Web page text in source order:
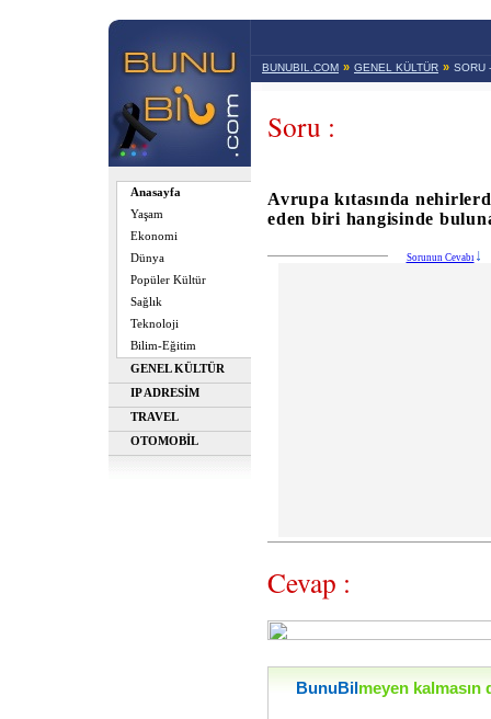
Anasayfa
Yaşam
Ekonomi
Dünya
Popüler Kültür
Sağlık
Teknoloji
Bilim-Eğitim
GENEL KÜLTÜR
IP ADRESİM
TRAVEL
OTOMOBİL
BUNUBIL.COM » GENEL KÜLTÜR » SORU
Soru :
Avrupa kıtasında
eden biri hangisinde
Sorunun Cevabı
Cevap :
BunuBil meyen kalmasın